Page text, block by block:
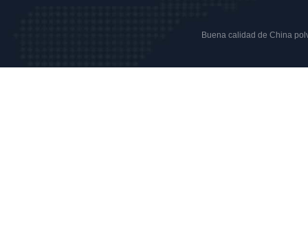
Buena calidad de China